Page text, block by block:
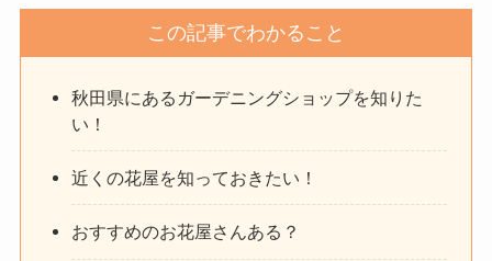
この記事でわかること
秋田県にあるガーデニングショップを知りた
い！
近くの花屋を知っておきたい！
おすすめのお花屋さんある？